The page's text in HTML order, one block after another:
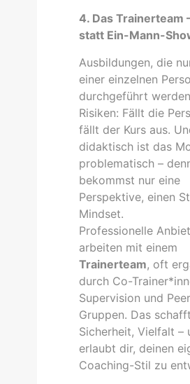
4. Das Trainerteam
statt Ein-Mann-
Ausbildungen, die
einer einzelnen
durchgeführt
Risiken: Fällt die
fällt der Kurs aus.
didaktisch ist das
problematisch –
bekommst nur eine
Perspektive, einen
Mindset.
Professionelle
arbeiten mit einem
Trainerteam, oft
durch Co-
Supervision und
Gruppen. Das schafft
Sicherheit, Vielfalt –
erlaubt dir, deinen
Coaching-Stil zu